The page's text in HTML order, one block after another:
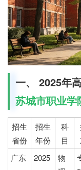
一、 2025年
苏城市职业学
招生
省份
招生
年份
科
目
广东
2025
物